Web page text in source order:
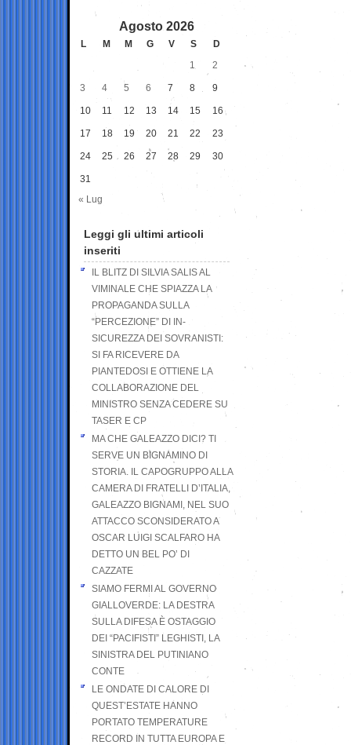
Agosto 2026
L M M G V S
D
1
2
3 4 5 6 7 8 9
10 11 12 13 14 15 16
17 18 19 20 21 22 23
24 25 26 27 28 29 30
31
« Lug
Leggi gli ultimi articoli
inseriti
IL BLITZ DI SILVIA SALIS AL
VIMINALE CHE SPIAZZA LA
PROPAGANDA SULLA
“PERCEZIONE” DI IN-
SICUREZZA DEI SOVRANISTI:
SI FA RICEVERE DA
PIANTEDOSI E OTTIENE LA
COLLABORAZIONE DEL
MINISTRO SENZA CEDERE SU
TASER E CP
MA CHE GALEAZZO DICI? TI
SERVE UN BIGNAMINO DI
STORIA. IL CAPOGRUPPO ALLA
CAMERA DI FRATELLI D’ITALIA,
GALEAZZO BIGNAMI, NEL SUO
ATTACCO SCONSIDERATO A
OSCAR LUIGI SCALFARO HA
DETTO UN BEL PO’ DI
CAZZATE
SIAMO FERMI AL GOVERNO
GIALLOVERDE: LA DESTRA
SULLA DIFESA È OSTAGGIO
DEI “PACIFISTI” LEGHISTI, LA
SINISTRA DEL PUTINIANO
CONTE
LE ONDATE DI CALORE DI
QUEST’ESTATE HANNO
PORTATO TEMPERATURE
RECORD IN TUTTA EUROPA E